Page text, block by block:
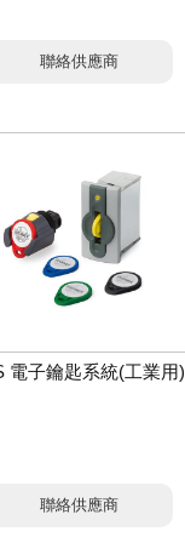
聯絡供應商
電子鑰匙系統(工業用)
聯絡供應商